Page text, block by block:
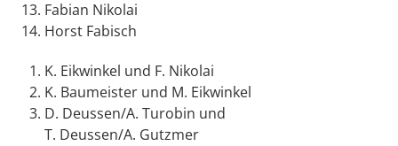
Fabian Nikolai
Horst Fabisch
K. Eikwinkel und F. Nikolai
K. Baumeister und M. Eikwinkel
D. Deussen/A. Turobin und
T. Deussen/A. Gutzmer